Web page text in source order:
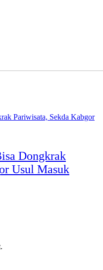
Dongkrak
Usul Masuk